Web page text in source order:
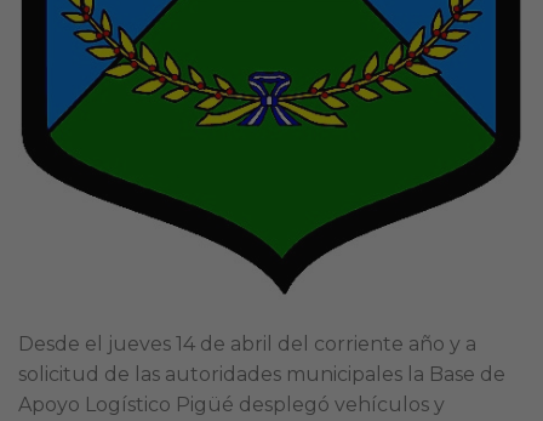
Desde el jueves 14 de abril del corriente año y a
solicitud de las autoridades municipales la Base de
Apoyo Logístico Pigüé desplegó vehículos y